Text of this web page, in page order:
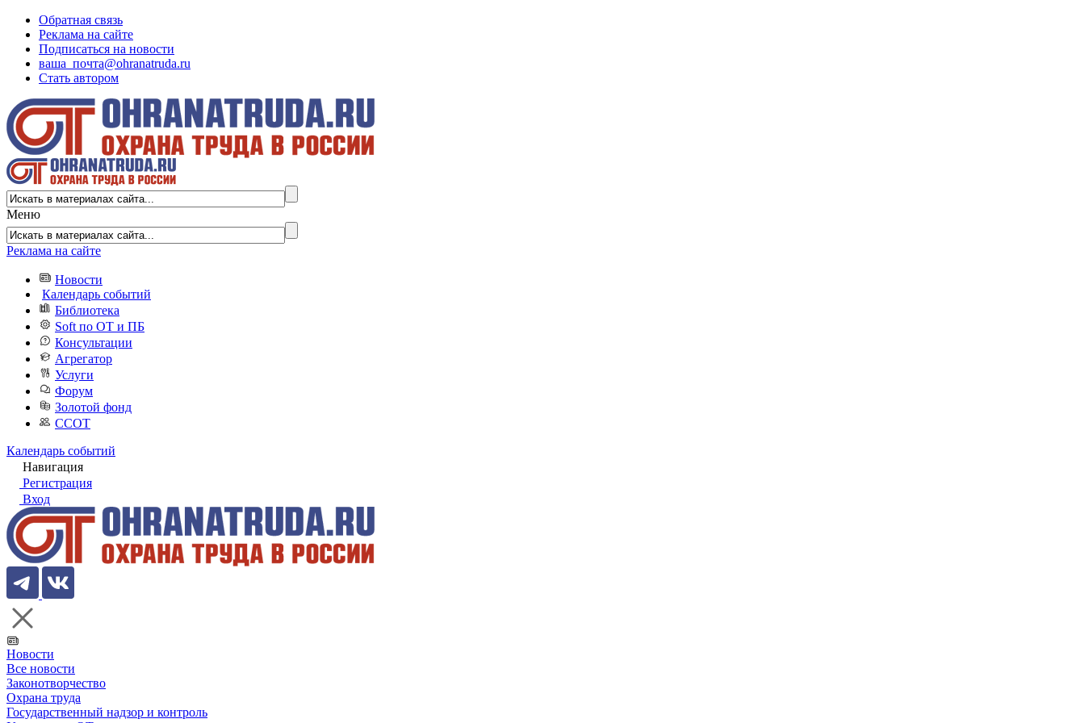
Обратная связь
Реклама на сайте
Подписаться на новости
ваша_почта@ohranatruda.ru
Стать автором
Меню
Реклама на сайте
Новости
Календарь событий
Библиотека
Soft по ОТ и ПБ
Консультации
Агрегатор
Услуги
Форум
Золотой фонд
ССОТ
Календарь событий
Навигация
Регистрация
Вход
Новости
Все новости
Законотворчество
Охрана труда
Государственный надзор и контроль